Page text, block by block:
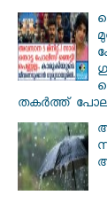
തകർത്ത്